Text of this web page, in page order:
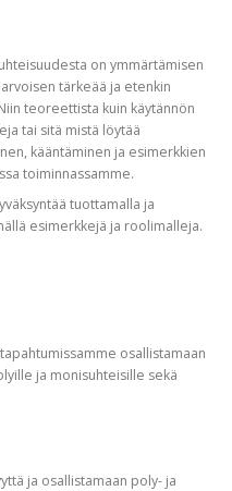
on ymmärtämisen
tärkeää ja etenkin
teoreettista kuin käytännön
tai sitä mistä löytää
kääntäminen ja esimerkkien
toiminnassamme.
tuottamalla ja
esimerkkejä ja roolimalleja.
osallistamaan
ja monisuhteisille sekä
ja osallistamaan poly- ja